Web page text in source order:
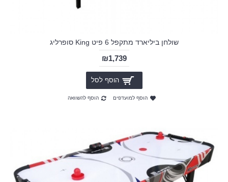
שולחן ביליארד מתקפל 6 פיט King סופרליג
₪1,739
הוסף לסל
הוסף למועדפים הוסף להשוואה